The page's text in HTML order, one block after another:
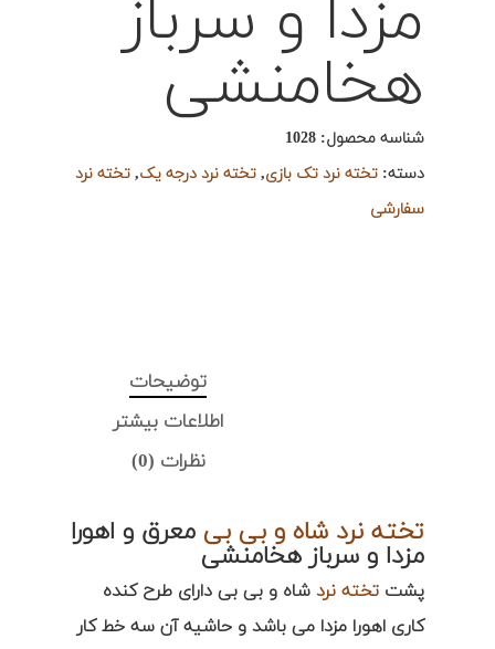
مزدا و سرباز
هخامنشی
شناسه محصول: 1028
دسته: تخته نرد تک بازی, تخته نرد درجه یک, تخته نرد
سفارشی
توضیحات
اطلاعات بیشتر
نظرات (0)
تخته نرد شاه و بی بی معرق و اهورا
مزدا و سرباز هخامنشی
پشت تخته نرد شاه و بی بی دارای طرح کنده
کاری اهورا مزدا می باشد و حاشیه آن سه خط کار